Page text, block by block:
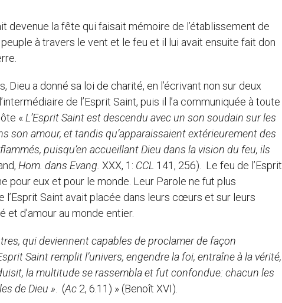
devenue la fête qui faisait mémoire de l’établissement de
à travers le vent et le feu et il lui avait ensuite fait don
a donné sa loi de charité, en l’écrivant non sur deux
de l’Esprit Saint, puis il l’a communiquée à toute
« L’Esprit Saint est descendu avec un son soudain sur les
son amour, et tandis qu’apparaissaient extérieurement des
puisqu’en accueillant Dieu dans la vision du feu, ils
Hom. dans Evang. XXX, 1: CCL 141, 256). Le feu de l’Esprit
pour eux et pour le monde. Leur Parole ne fut plus
l’Esprit Saint avait placée dans leurs cœurs et sur leurs
d’amour au monde entier.
qui deviennent capables de proclamer de façon
Saint remplit l’univers, engendre la foi, entraîne à la vérité,
la multitude se rassembla et fut confondue: chacun les
de Dieu » . (Ac 2, 6.11) » (Benoît XVI).